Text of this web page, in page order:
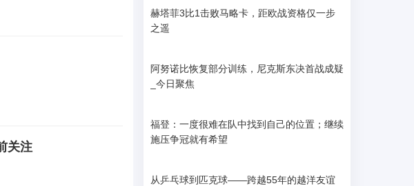
关注
赫塔菲3比1击败马略卡，距欧战资格仅一步
之遥
阿努诺比恢复部分训练，尼克斯东决首战成疑
_今日聚焦
福登：一度很难在队中找到自己的位置；继续
施压争冠就有希望
从乒乓球到匹克球——跨越55年的越洋友谊